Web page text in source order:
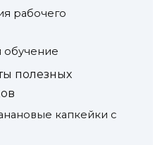
рабочего
полезных
капкейки с